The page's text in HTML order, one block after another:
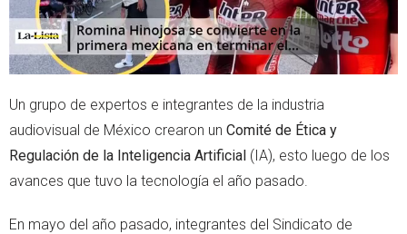
Un grupo de expertos e integrantes de la industria
audiovisual de México crearon un Comité de Ética y
Regulación de la Inteligencia Artificial (IA), esto luego de los
avances que tuvo la tecnología el año pasado.
En mayo del año pasado, integrantes del Sindicato de